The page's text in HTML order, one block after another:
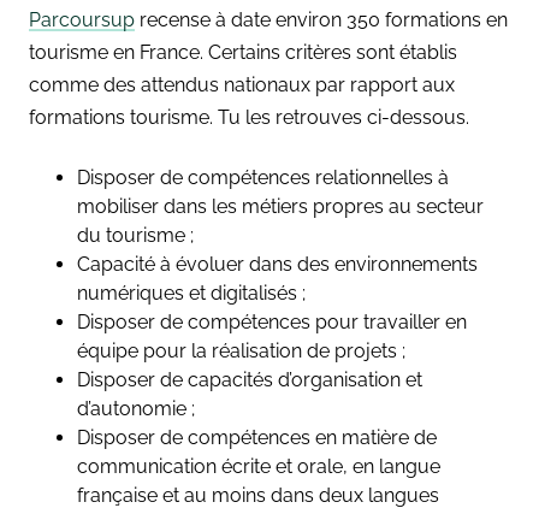
Parcoursup recense à date environ 350 formations en
tourisme en France. Certains critères sont établis
comme des attendus nationaux par rapport aux
formations tourisme. Tu les retrouves ci-dessous.
Disposer de compétences relationnelles à
mobiliser dans les métiers propres au secteur
du tourisme ;
Capacité à évoluer dans des environnements
numériques et digitalisés ;
Disposer de compétences pour travailler en
équipe pour la réalisation de projets ;
Disposer de capacités d’organisation et
d’autonomie ;
Disposer de compétences en matière de
communication écrite et orale, en langue
française et au moins dans deux langues